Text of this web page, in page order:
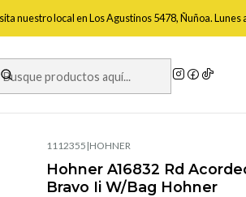
nuestro local en Los Agustinos 5478, Ñuñoa.
Inicio Instrumentos
1112355 |HOHNER
Hohner A16832 Rd
Bravo Ii W/Bag Hohner